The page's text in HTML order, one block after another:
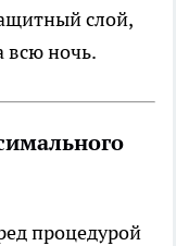
слой,
всю ночь.
процедурой